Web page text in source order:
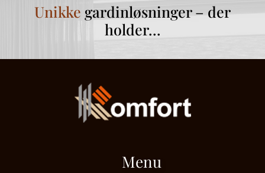
Unikke gardinløsninger – der
holder…
Menu